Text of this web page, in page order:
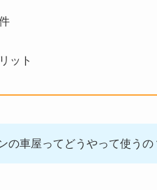
ット
の車屋ってどうやって使うの